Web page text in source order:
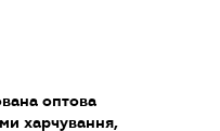
оптова
харчування,